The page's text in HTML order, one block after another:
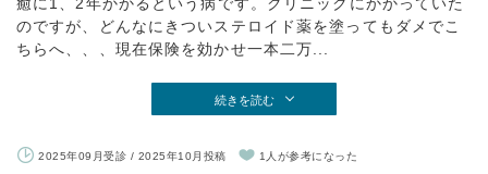
のですが、どんなにきついステロイド薬を塗ってもダメでこ
ちらへ、、、現在保険を効かせ一本二万...
続きを読む
2025年09月受診 / 2025年10月投稿 1人が参考になった